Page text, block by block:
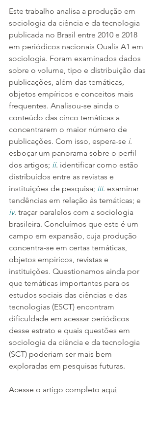
Este trabalho analisa a produção em
sociologia da ciência e da tecnologia
publicada no Brasil entre 2010 e 2018
em periódicos nacionais Qualis A1 em
sociologia. Foram examinados dados
sobre o volume, tipo e distribuição das
publicações, além das temáticas,
objetos empíricos e conceitos mais
frequentes. Analisou-se ainda o
conteúdo das cinco temáticas a
concentrarem o maior número de
publicações. Com isso, espera-se i.
esboçar um panorama sobre o perfil
dos artigos; ii. identificar como estão
distribuídos entre as revistas e
instituições de pesquisa; iii. examinar
tendências em relação às temáticas; e
iv. traçar paralelos com a sociologia
brasileira. Concluímos que este é um
campo em expansão, cuja produção
concentra-se em certas temáticas,
objetos empíricos, revistas e
instituições. Questionamos ainda por
que temáticas importantes para os
estudos sociais das ciências e das
tecnologias (ESCT) encontram
dificuldade em acessar periódicos
desse estrato e quais questões em
sociologia da ciência e da tecnologia
(SCT) poderiam ser mais bem
exploradas em pesquisas futuras.
Acesse o artigo completo aqui